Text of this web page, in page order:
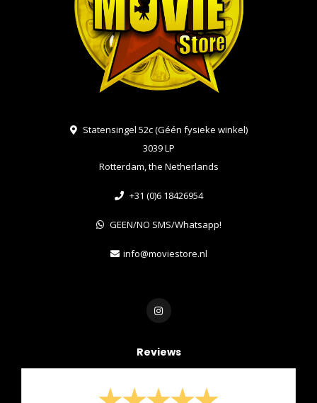
Statensingel 52c (Géén fysieke winkel)
3039 LP
Rotterdam, the Netherlands
+31 (0)6 18426954
GEEN/NO SMS/Whatsapp!
info@moviestore.nl
Reviews